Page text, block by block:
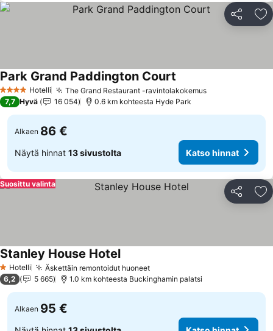
Jaa
4 Tähtiluokitus
Hotelli The Grand Restaurant -ravintolakokemus
Park Grand Paddington Court
7,7 Hyvä 16 054 0.6 km kohteesta Hyde Park
Alkaen 86 €
Näytä hinnat 13 sivustolta Katso hinnat
Jaa
Suosittu valinta
1 Tähtiluokitus
Hotelli Äskettäin remontoidut huoneet
Stanley House Hotel
6,2 5 665 1.0 km kohteesta Buckinghamin palatsi
Alkaen 95 €